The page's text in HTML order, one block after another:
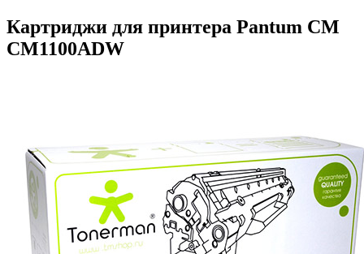
Картриджи для принтера Pantum CM
CM1100ADW